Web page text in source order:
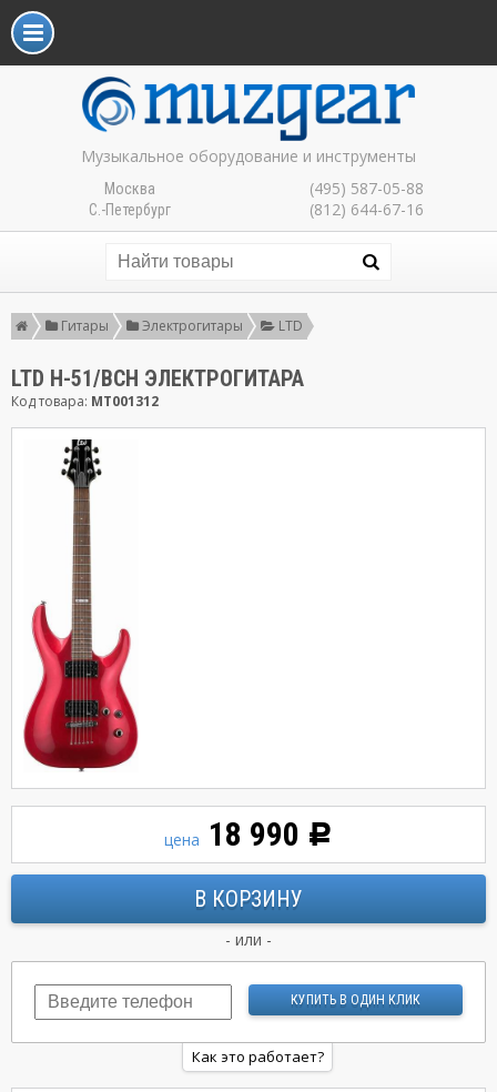
Музыкальное оборудование и инструменты
Москва (495) 587-05-88
С.-Петербург (812) 644-67-16
Гитары Электрогитары LTD
LTD H-51/BCH ЭЛЕКТРОГИТАРА
Код товара: MT001312
цена 18 990 Р
- или -
Как это работает?